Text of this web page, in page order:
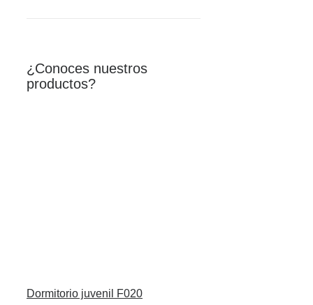
¿Conoces nuestros
productos?
Dormitorio juvenil F020